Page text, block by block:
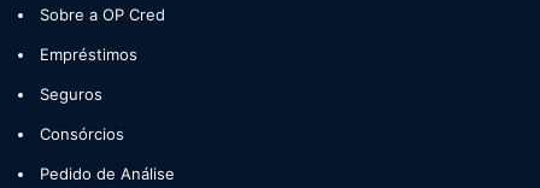
Sobre a OP Cred
Empréstimos
Seguros
Consórcios
Pedido de Análise